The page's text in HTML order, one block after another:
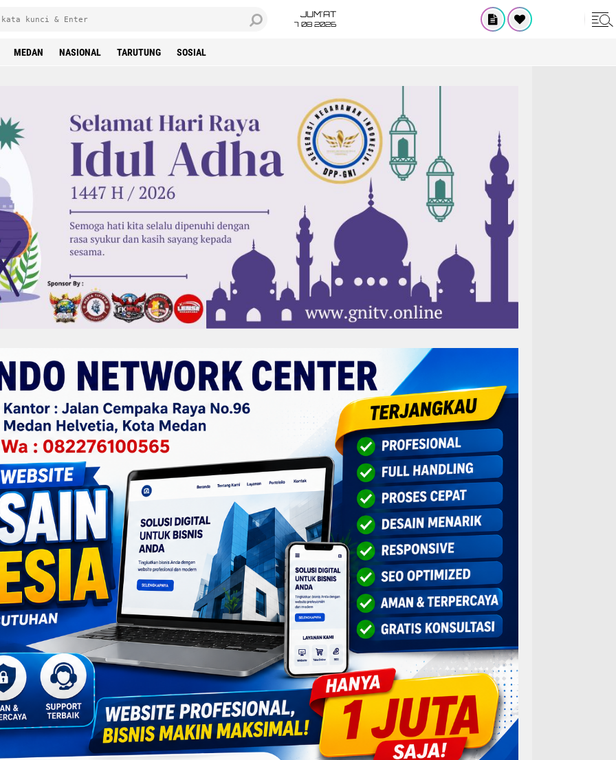
JUM'AT
7 08 2026
MEDAN NASIONAL TARUTUNG SOSIAL